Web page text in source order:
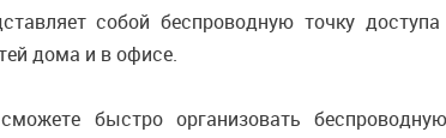
собой беспроводную точку
дома и в офисе.
быстро организовать